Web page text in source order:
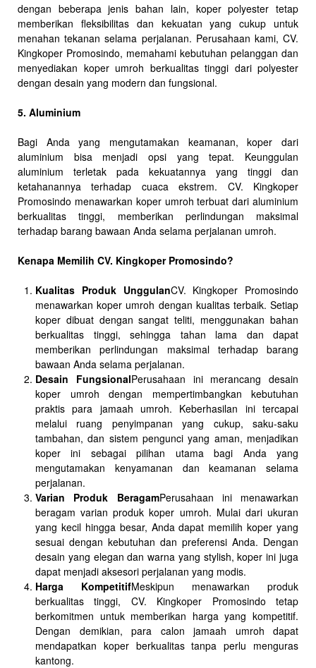
dengan beberapa jenis bahan lain, koper polyester tetap
memberikan fleksibilitas dan kekuatan yang cukup untuk
menahan tekanan selama perjalanan. Perusahaan kami, CV.
Kingkoper Promosindo, memahami kebutuhan pelanggan dan
menyediakan koper umroh berkualitas tinggi dari polyester
dengan desain yang modern dan fungsional.
5. Aluminium
Bagi Anda yang mengutamakan keamanan, koper dari
aluminium bisa menjadi opsi yang tepat. Keunggulan
aluminium terletak pada kekuatannya yang tinggi dan
ketahanannya terhadap cuaca ekstrem. CV. Kingkoper
Promosindo menawarkan koper umroh terbuat dari aluminium
berkualitas tinggi, memberikan perlindungan maksimal
terhadap barang bawaan Anda selama perjalanan umroh.
Kenapa Memilih CV. Kingkoper Promosindo?
Kualitas Produk UnggulanCV. Kingkoper Promosindo
menawarkan koper umroh dengan kualitas terbaik. Setiap
koper dibuat dengan sangat teliti, menggunakan bahan
berkualitas tinggi, sehingga tahan lama dan dapat
memberikan perlindungan maksimal terhadap barang
bawaan Anda selama perjalanan.
Desain FungsionalPerusahaan ini merancang desain
koper umroh dengan mempertimbangkan kebutuhan
praktis para jamaah umroh. Keberhasilan ini tercapai
melalui ruang penyimpanan yang cukup, saku-saku
tambahan, dan sistem pengunci yang aman, menjadikan
koper ini sebagai pilihan utama bagi Anda yang
mengutamakan kenyamanan dan keamanan selama
perjalanan.
Varian Produk BeragamPerusahaan ini menawarkan
beragam varian produk koper umroh. Mulai dari ukuran
yang kecil hingga besar, Anda dapat memilih koper yang
sesuai dengan kebutuhan dan preferensi Anda. Dengan
desain yang elegan dan warna yang stylish, koper ini juga
dapat menjadi aksesori perjalanan yang modis.
Harga KompetitifMeskipun menawarkan produk
berkualitas tinggi, CV. Kingkoper Promosindo tetap
berkomitmen untuk memberikan harga yang kompetitif.
Dengan demikian, para calon jamaah umroh dapat
mendapatkan koper berkualitas tanpa perlu menguras
kantong.